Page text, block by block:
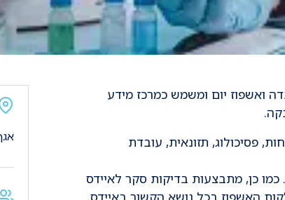
ואשפוז יום ומשמש כמרכז מידע
פסיכולוג, תזונאית, עובדת
כן, מתבצעות בדיקות סקר לאיידס